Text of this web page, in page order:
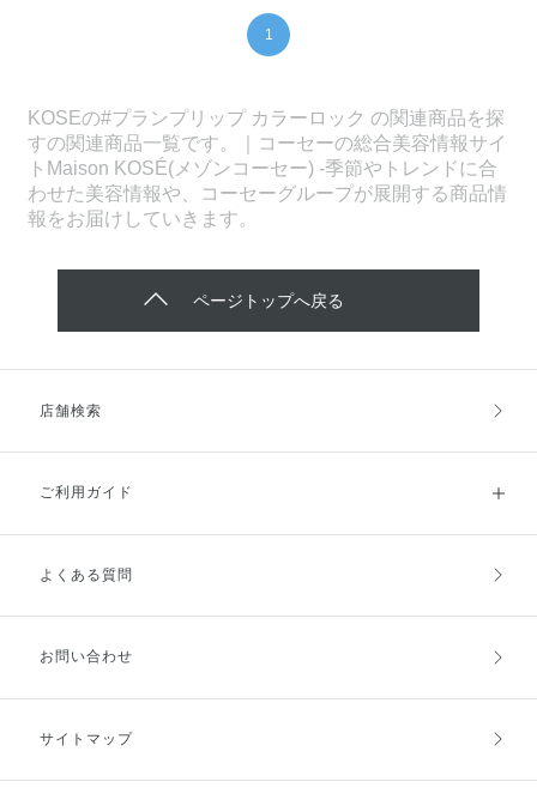
1
KOSEの#プランプリップ カラーロック の関連商品を探
すの関連商品一覧です。｜コーセーの総合美容情報サイ
トMaison KOSÉ(メゾンコーセー) -季節やトレンドに合
わせた美容情報や、コーセーグループが展開する商品情
報をお届けしていきます。
ページトップへ戻る
店舗検索
ご利用ガイド
ご利用ガイドトップ
お支払方法
キャンセル・返品・交換
よくある質問
お問い合わせ
サイトマップ